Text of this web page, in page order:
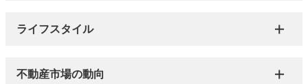
ライフスタイル
不動産市場の動向